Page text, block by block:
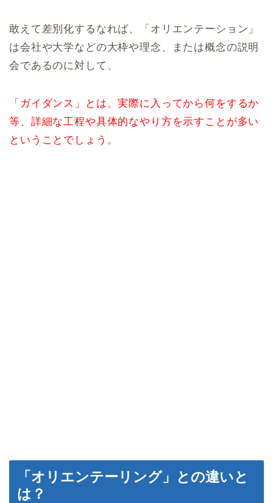
敢えて差別化するなれば、「オリエンテーション」
は会社や大学などの大枠や理念、または概念の説明
会であるのに対して、
「ガイダンス」とは、実際に入ってから何をするか
等、詳細な工程や具体的なやり方を示すことが多い
ということでしょう。
「オリエンテーリング」との違いと
は？